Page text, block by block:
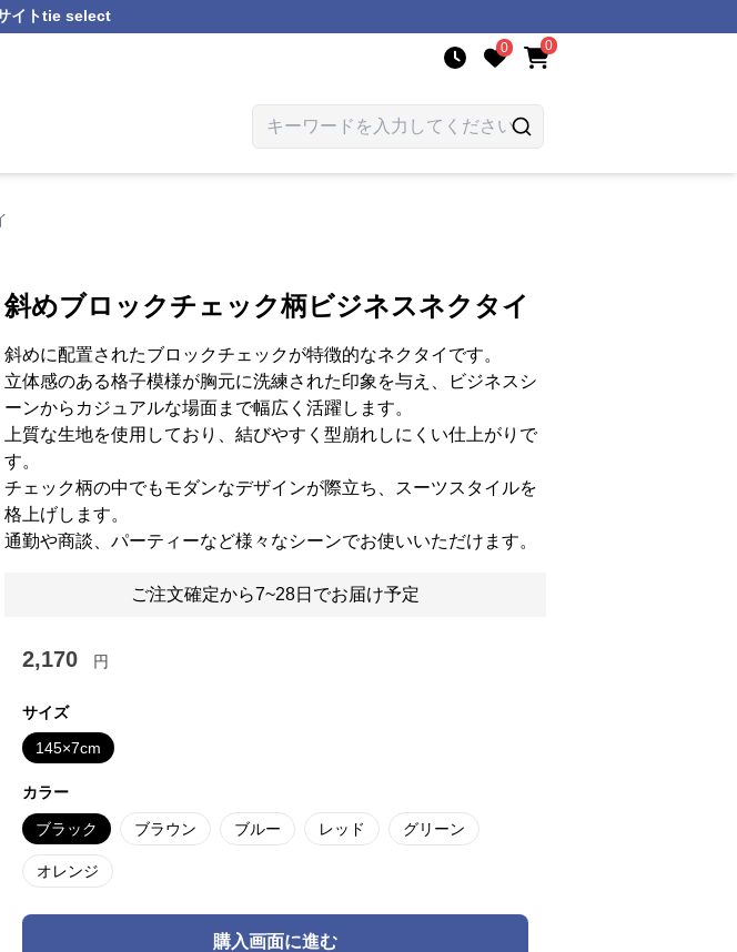
イトtie select
0 0
斜めブロックチェック柄ビジネスネクタイ
斜めに配置されたブロックチェックが特徴的なネクタイです。
立体感のある格子模様が胸元に洗練された印象を与え、ビジネスシ
ーンからカジュアルな場面まで幅広く活躍します。
上質な生地を使用しており、結びやすく型崩れしにくい仕上がりで
す。
チェック柄の中でもモダンなデザインが際立ち、スーツスタイルを
格上げします。
通勤や商談、パーティーなど様々なシーンでお使いいただけます。
ご注文確定から7~28日でお届け予定
2,170 円
サイズ
145×7cm
カラー
ブラック ブラウン ブルー レッド グリーン
オレンジ
購入画面に進む